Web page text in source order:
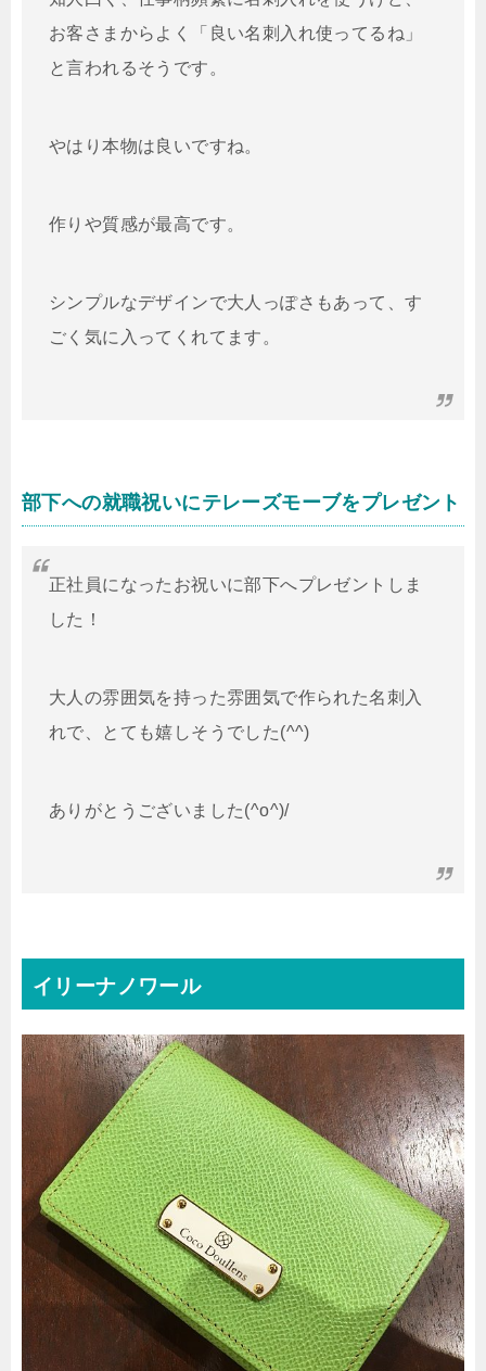
お客さまからよく「良い名刺入れ使ってるね」
と言われるそうです。
やはり本物は良いですね。
作りや質感が最高です。
シンプルなデザインで大人っぽさもあって、す
ごく気に入ってくれてます。
部下への就職祝いにテレーズモーブをプレゼント
正社員になったお祝いに部下へプレゼントしま
した！
大人の雰囲気を持った雰囲気で作られた名刺入
れで、とても嬉しそうでした(^^)
ありがとうございました(^o^)/
イリーナノワール